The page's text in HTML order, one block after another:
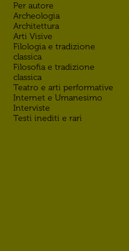
Per autore
Archeologia
Architettura
Arti Visive
Filologia e tradizione
classica
Filosofia e tradizione
classica
Teatro e arti performative
Internet e Umanesimo
Interviste
Testi inediti e rari